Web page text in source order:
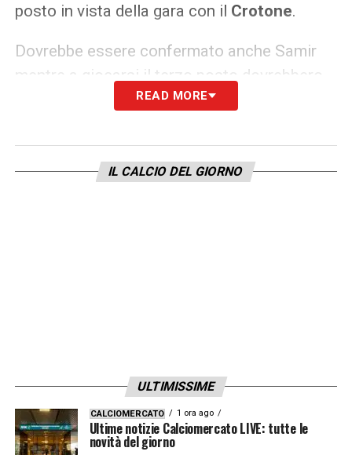
posto in vista della gara con il Crotone.
Dovrebbe essere confermato anche Samir
mentre a giocarsi il terzo posto dovrebbero
Bonifazi.
LA PLAYLIST DELLE NOSTRE TOP NEWS
READ MORE
IL CALCIO DEL GIORNO
ULTIMISSIME
CALCIOMERCATO 1 ora ago
Ultime notizie Calciomercato LIVE: tutte le
novità del giorno